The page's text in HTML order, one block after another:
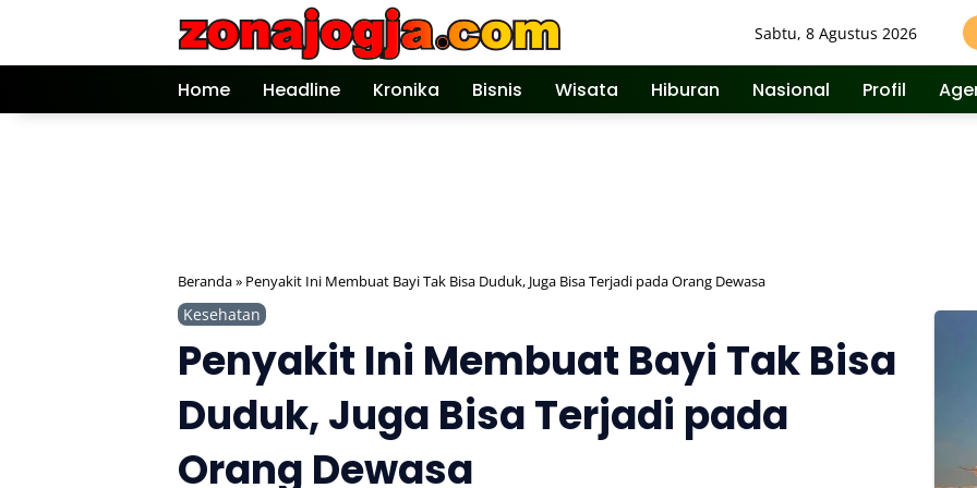
Sabtu, 8 Agustus 2026
Home Headline Kronika Bisnis Wisata Hiburan Nasional Profil
Beranda» Penyakit Ini Membuat Bayi Tak Bisa Duduk, Juga Bisa Terjadi pada Orang Dewasa
Kesehatan
Penyakit Ini Membuat Bayi Tak Bisa
Duduk, Juga Bisa Terjadi pada
Orang Dewasa